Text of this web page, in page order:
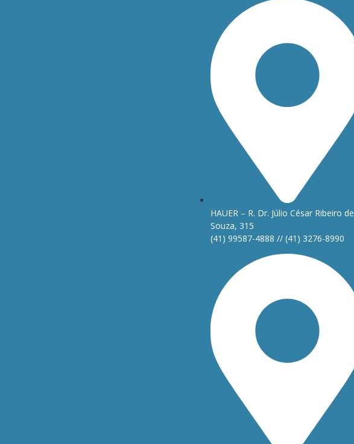
HAUER – R. Dr. Júlio César Ribeiro de
Souza, 315
(41) 99587-4888 // (41) 3276-8990